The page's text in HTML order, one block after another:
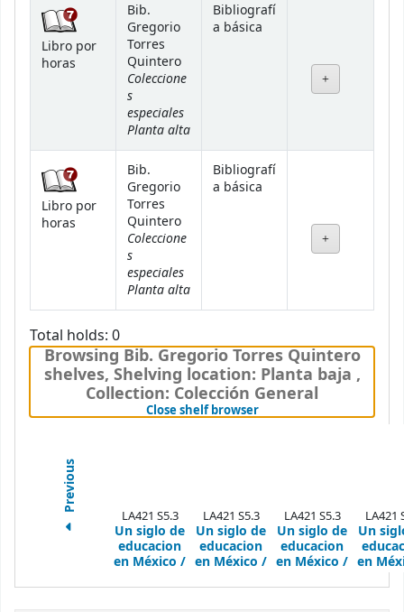
Libro por
horas
Bib.
Gregorio
Torres
Quintero
Coleccione
s
especiales
Planta alta
Bibliografí
a básica
Libro por
horas
Bib.
Gregorio
Torres
Quintero
Coleccione
s
especiales
Planta alta
Bibliografí
a básica
Total holds: 0
Browsing Bib. Gregorio Torres Quintero
shelves, Shelving location: Planta baja ,
Collection: Colección General
Close shelf browser(Hides shelf browser)
Previous LA421 S5.3
Un siglo de
educacion
en México /
LA421 S5.3
Un siglo de
educacion
en México /
LA421 S5.3
Un siglo de
educacion
en México /
LA421
Un
en